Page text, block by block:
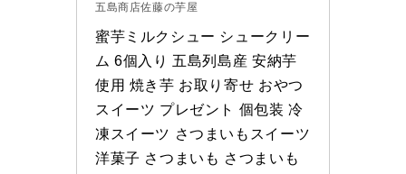
五島商店佐藤の芋屋
蜜芋ミルクシュー シュークリー
ム 6個入り 五島列島産 安納芋
使用 焼き芋 お取り寄せ おやつ
スイーツ プレゼント 個包装 冷
凍スイーツ さつまいもスイーツ
洋菓子 さつまいも さつまいも